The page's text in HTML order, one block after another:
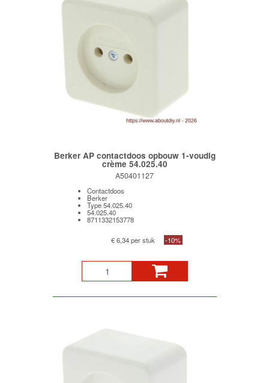
Berker AP contactdoos opbouw 1-voudig
crème 54.025.40
A50401127
Contactdoos
Berker
Type 54.025.40
54.025.40
8711332153778
€ 6,34 per stuk -10%